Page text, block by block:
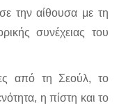
την αίθουσα με τη
συνέχειας του
από τη Σεούλ, το
η πίστη και το